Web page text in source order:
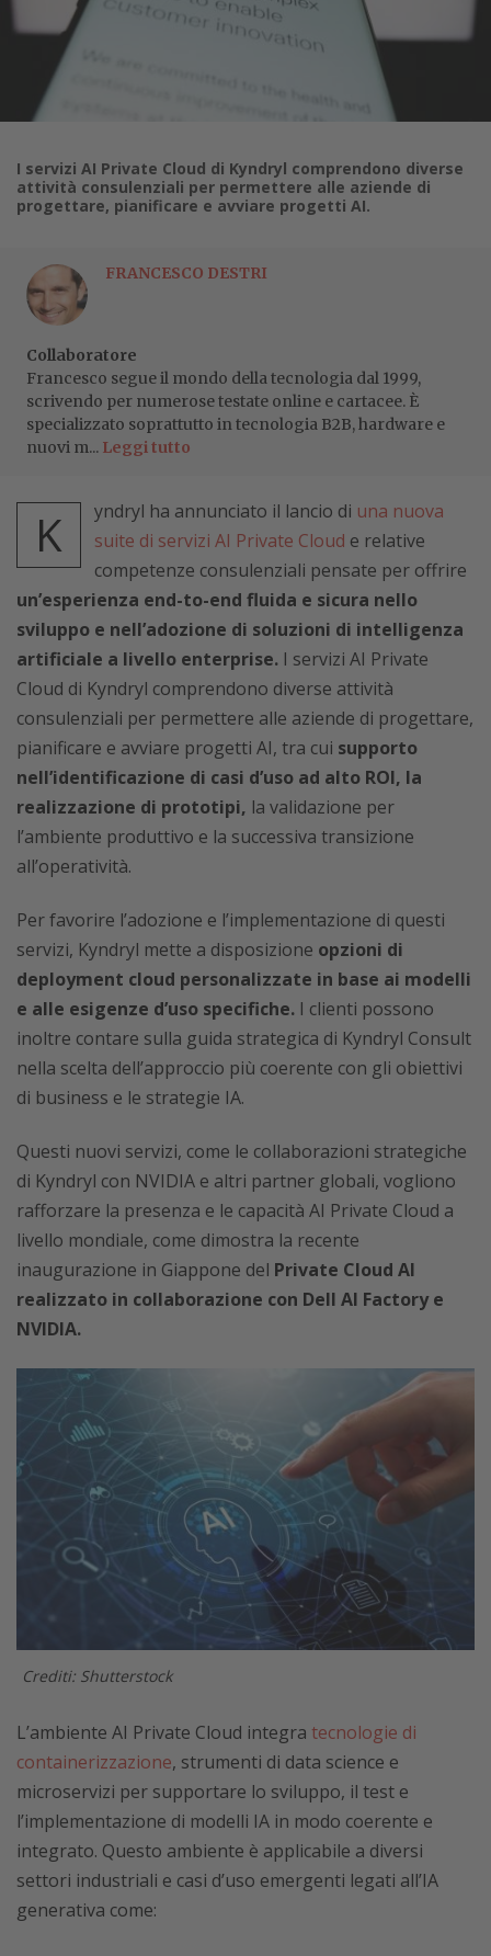
I servizi AI Private Cloud di Kyndryl comprendono diverse
attività consulenziali per permettere alle aziende di
progettare, pianificare e avviare progetti AI.
FRANCESCO DESTRI
Collaboratore
Francesco segue il mondo della tecnologia dal 1999,
scrivendo per numerose testate online e cartacee. È
specializzato soprattutto in tecnologia B2B, hardware e
nuovi m... Leggi tutto
K yndryl ha annunciato il lancio di una nuova
suite di servizi AI Private Cloud e relative
competenze consulenziali pensate per offrire
un’esperienza end-to-end fluida e sicura nello
sviluppo e nell’adozione di soluzioni di intelligenza
artificiale a livello enterprise. I servizi AI Private
Cloud di Kyndryl comprendono diverse attività
consulenziali per permettere alle aziende di progettare,
pianificare e avviare progetti AI, tra cui supporto
nell’identificazione di casi d’uso ad alto ROI, la
realizzazione di prototipi, la validazione per
l’ambiente produttivo e la successiva transizione
all’operatività.
Per favorire l’adozione e l’implementazione di questi
servizi, Kyndryl mette a disposizione opzioni di
deployment cloud personalizzate in base ai modelli
e alle esigenze d’uso specifiche. I clienti possono
inoltre contare sulla guida strategica di Kyndryl Consult
nella scelta dell’approccio più coerente con gli obiettivi
di business e le strategie IA.
Questi nuovi servizi, come le collaborazioni strategiche
di Kyndryl con NVIDIA e altri partner globali, vogliono
rafforzare la presenza e le capacità AI Private Cloud a
livello mondiale, come dimostra la recente
inaugurazione in Giappone del Private Cloud AI
realizzato in collaborazione con Dell AI Factory e
NVIDIA.
Crediti: Shutterstock
L’ambiente AI Private Cloud integra tecnologie di
containerizzazione, strumenti di data science e
microservizi per supportare lo sviluppo, il test e
l’implementazione di modelli IA in modo coerente e
integrato. Questo ambiente è applicabile a diversi
settori industriali e casi d’uso emergenti legati all’IA
generativa come: